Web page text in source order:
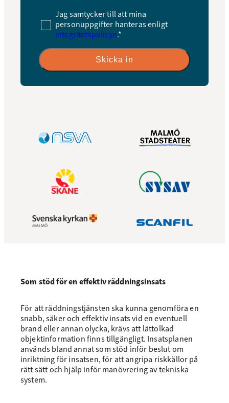
Jag samtycker till att mina
personuppgifter hanteras enligt
integritetspolicyn.*
Som stöd för en effektiv räddningsinsats
För att räddningstjänsten ska kunna genomföra en
snabb, säker och effektiv insats vid en eventuell
brand eller annan olycka, krävs att lättolkad
objektinformation finns tillgängligt. Insatsplanen
används bland annat som stöd inför beslut om
inriktning för insatsen, för att angripa riskkällor på
rätt sätt och hjälp inför manövrering av tekniska
system.